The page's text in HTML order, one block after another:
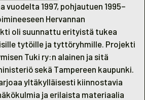
vuodelta 1997, pohjautuen 1995–
Hervannan
oli suunnattu erityistä tukea
tytöille ja tyttöryhmille. Projekti
Tuki ry:n alainen ja sitä
sekä Tampereen kaupunki.
yltäkylläisesti kiinnostavia
ja erilaista materiaalia